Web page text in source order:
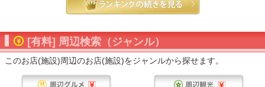
[有料] 周辺検索（ジャンル）
このお店(施設)周辺のお店(施設)をジャンルから探せます。